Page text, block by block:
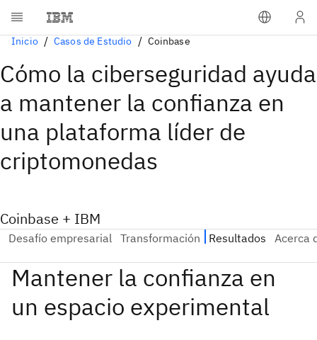
Inicio Casos de Estudio Coinbase
Cómo la ciberseguridad ayuda
a mantener la confianza en
una plataforma líder de
criptomonedas
Coinbase + IBM